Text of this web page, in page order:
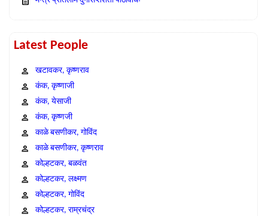
Latest People
खटावकर, कृष्णराव
कंक, कृष्णाजी
कंक, येसाजी
कंक, कृष्णजी
काळे बसणीकर, गोविंद
काळे बसणीकर, कृष्णराव
कोल्हटकर, बळवंत
कोल्हटकर, लक्ष्मण
कोल्हटकर, गोविंद
कोल्हटकर, राम्रचंद्र